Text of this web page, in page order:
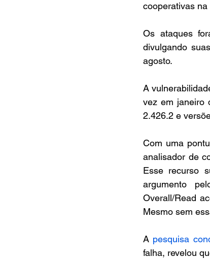
cooperativas na
Os ataques
divulgando
agosto.
A
vez em janeiro
2.426.2 e
Com uma
analisador de
Esse recurso
argumento
Overall/Read
Mesmo sem
A pesquisa
falha, revelou